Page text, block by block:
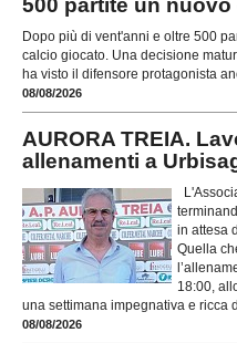
Dopo più di vent'anni e oltre 500
calcio giocato. Una decisione
ha visto il difensore protagonista
08/08/2026
AURORA TREIA.
allenamenti a
in attesa
Quella
18:00,
una settimana impegnativa e ricca
08/08/2026